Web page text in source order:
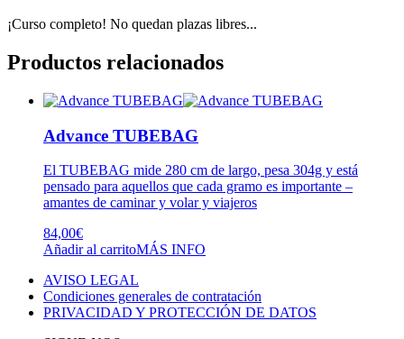
¡Curso completo! No quedan plazas libres...
Productos relacionados
Advance TUBEBAG
El TUBEBAG mide 280 cm de largo, pesa 304g y está
pensado para aquellos que cada gramo es importante –
amantes de caminar y volar y viajeros
84,00€
Añadir al carritoMÁS INFO
AVISO LEGAL
Condiciones generales de contratación
PRIVACIDAD Y PROTECCIÓN DE DATOS